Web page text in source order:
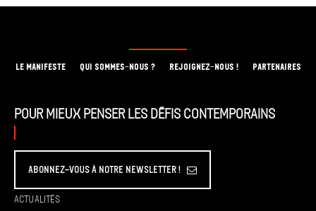
LE MANIFESTE QUI SOMMES-NOUS ? REJOIGNEZ-NOUS ! PARTENAIRES
Pour mieux penser les défis contemporains
Abonnez-vous à Notre Newsletter !
Actualités